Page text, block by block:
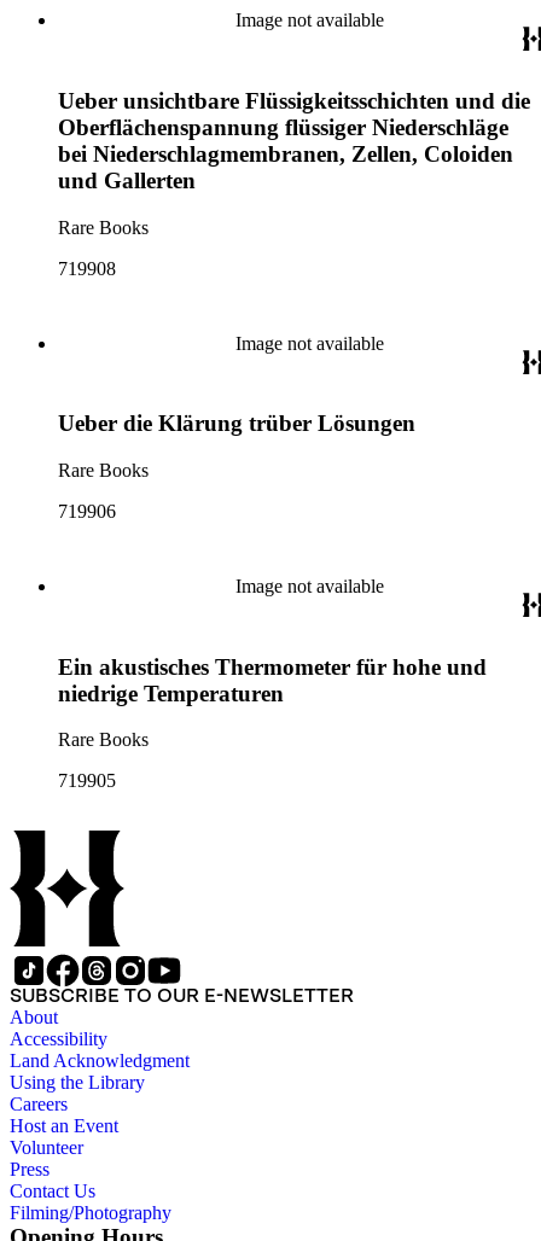
Image not available
Ueber unsichtbare Flüssigkeitsschichten und die
Oberflächenspannung flüssiger Niederschläge
bei Niederschlagmembranen, Zellen, Coloiden
und Gallerten
Rare Books
719908
Image not available
Ueber die Klärung trüber Lösungen
Rare Books
719906
Image not available
Ein akustisches Thermometer für hohe und
niedrige Temperaturen
Rare Books
719905
SUBSCRIBE TO OUR E-NEWSLETTER
About
Accessibility
Land Acknowledgment
Using the Library
Careers
Host an Event
Volunteer
Press
Contact Us
Filming/Photography